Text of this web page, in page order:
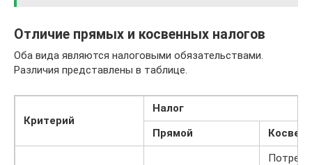
Отличие прямых и косвенных налогов
Оба вида являются налоговыми обязательствами.
Различия представлены в таблице.
Критерий
Налог
Прямой